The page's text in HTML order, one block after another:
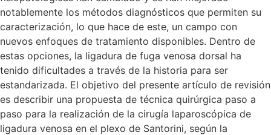
notablemente los métodos diagnósticos que permiten su
caracterización, lo que hace de este, un campo con
nuevos enfoques de tratamiento disponibles. Dentro de
estas opciones, la ligadura de fuga venosa dorsal ha
tenido dificultades a través de la historia para ser
estandarizada. El objetivo del presente artículo de revisión
es describir una propuesta de técnica quirúrgica paso a
paso para la realización de la cirugía laparoscópica de
ligadura venosa en el plexo de Santorini, según la